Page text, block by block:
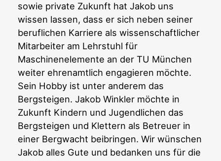
sowie private Zukunft hat Jakob uns
wissen lassen, dass er sich neben seiner
beruflichen Karriere als wissenschaftlicher
Mitarbeiter am Lehrstuhl für
Maschinenelemente an der TU München
weiter ehrenamtlich engagieren möchte.
Sein Hobby ist unter anderem das
Bergsteigen. Jakob Winkler möchte in
Zukunft Kindern und Jugendlichen das
Bergsteigen und Klettern als Betreuer in
einer Bergwacht beibringen. Wir wünschen
Jakob alles Gute und bedanken uns für die